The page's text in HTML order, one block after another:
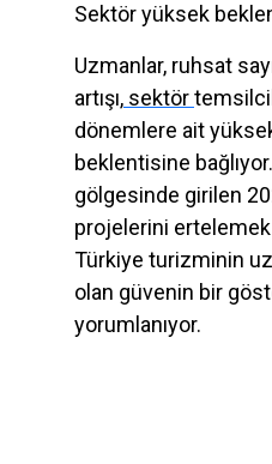
Sektör yüksek
Uzmanlar, ruhsat
artışı, sektör
dönemlere ait
beklentisine
gölgesinde girilen
projelerini ertelemek
Türkiye turizminin
olan güvenin bir
yorumlanıyor.